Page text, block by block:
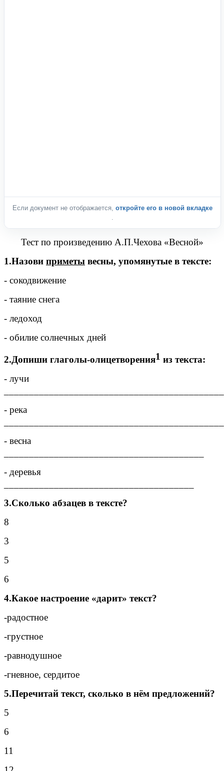
Если документ не отображается, откройте его в новой вкладке
Тест по произведению А.П.Чехова «Весной»
1.Назови приметы весны, упомянутые в тексте:
- сокодвижение
- таяние снега
- ледоход
- обилие солнечных дней
2.Допиши глаголы-олицетворения1 из текста:
- лучи
- река
- весна
- деревья
3.Сколько абзацев в тексте?
8
3
5
6
4.Какое настроение «дарит» текст?
-радостное
-грустное
-равнодушное
-гневное, сердитое
5.Перечитай текст, сколько в нём предложений?
5
6
11